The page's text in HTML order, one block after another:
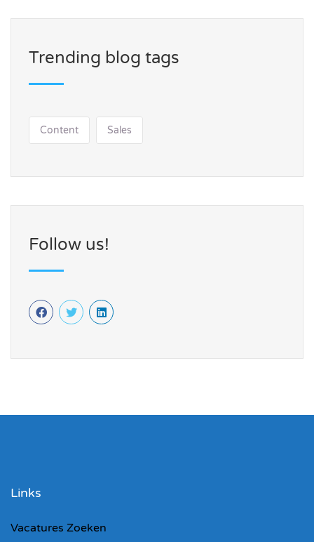
Trending blog tags
Content Sales
Follow us!
Links
Vacatures Zoeken